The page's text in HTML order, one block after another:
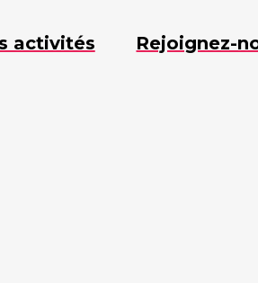
activités Rejoignez-